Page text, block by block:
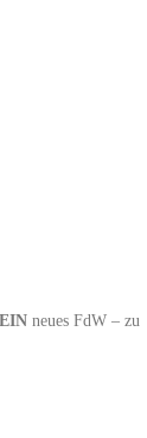
neues FdW – zu